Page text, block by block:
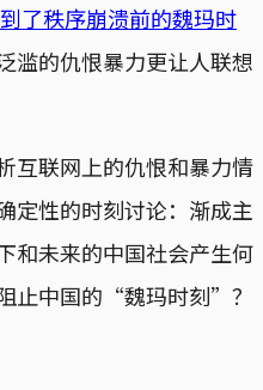
了秩序崩溃前的魏玛时
滥的仇恨暴力更让人联想
联网上的仇恨和暴力情
定性的时刻讨论：渐成主
和未来的中国社会产生何
止中国的“魏玛时刻”？